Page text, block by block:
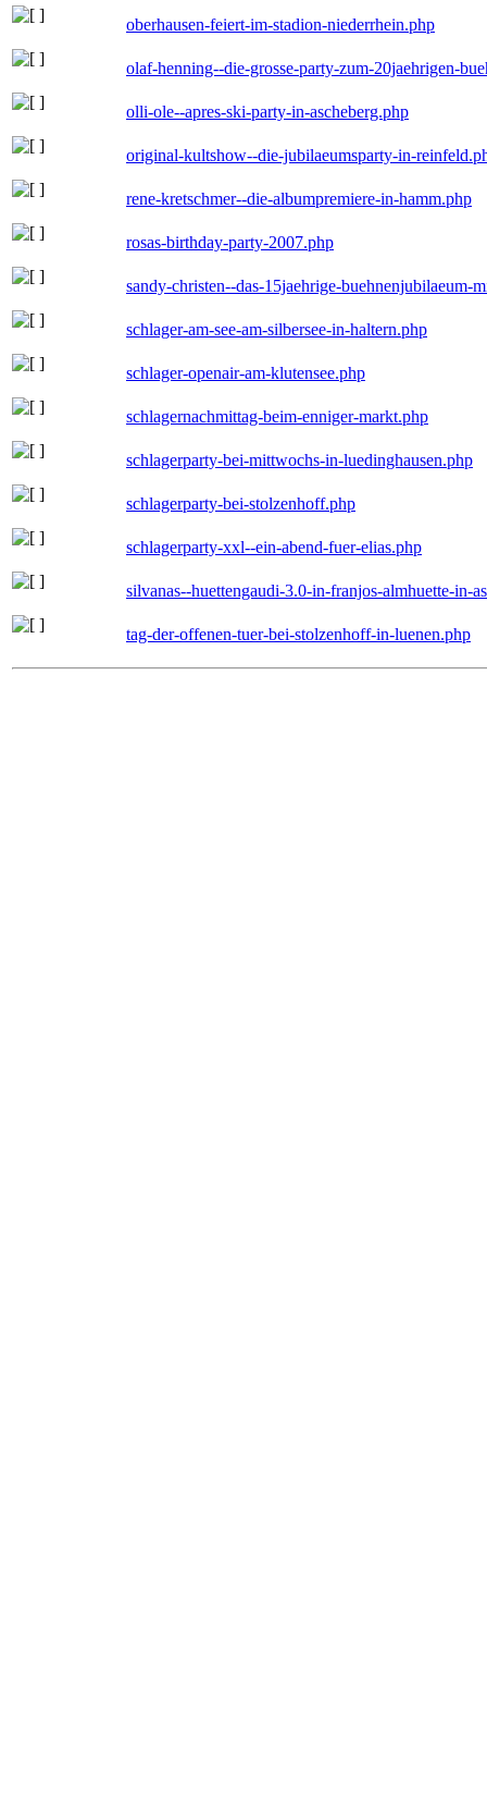
oberhausen-feiert-im-stadion-niederrhein.php
olaf-henning--die-grosse-party-zum-20jaehrigen-
olli-ole--apres-ski-party-in-ascheberg.php
original-kultshow--die-jubilaeumsparty-in-
rene-kretschmer--die-albumpremiere-in-hamm.php
rosas-birthday-party-2007.php
sandy-christen--das-15jaehrige-buehnenjubilaeum-
schlager-am-see-am-silbersee-in-haltern.php
schlager-openair-am-klutensee.php
schlagernachmittag-beim-enniger-markt.php
schlagerparty-bei-mittwochs-in-luedinghausen.php
schlagerparty-bei-stolzenhoff.php
schlagerparty-xxl--ein-abend-fuer-elias.php
silvanas--huettengaudi-3.0-in-franjos-almhuette-in-
tag-der-offenen-tuer-bei-stolzenhoff-in-luenen.php